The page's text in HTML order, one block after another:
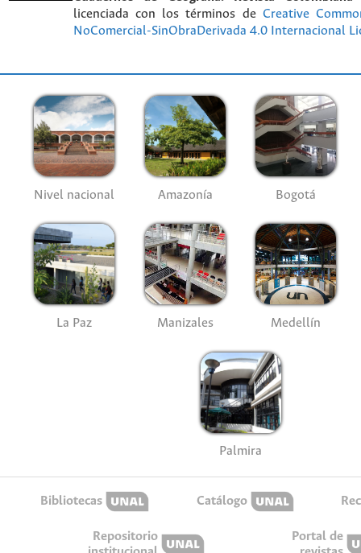
licenciada con los términos de Creative
NoComercial-SinObraDerivada 4.0 Internacional
Nivel nacional Amazonía Bogotá
La Paz Manizales Medellín
Palmira
Bibliotecas Catálogo
Repositorio
Portal de